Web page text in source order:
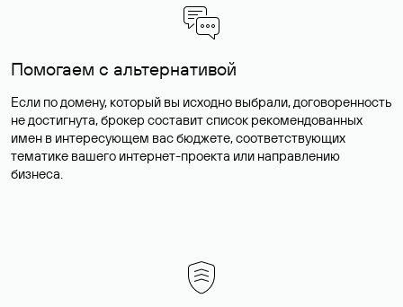
Помогаем с альтернативой
Если по домену, который вы исходно выбрали, договоренность
не достигнута, брокер составит список рекомендованных
имен в интересующем вас бюджете, соответствующих
тематике вашего интернет-проекта или направлению
бизнеса.